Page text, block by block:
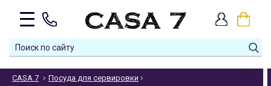
CASA 7 Посуда для сервировки